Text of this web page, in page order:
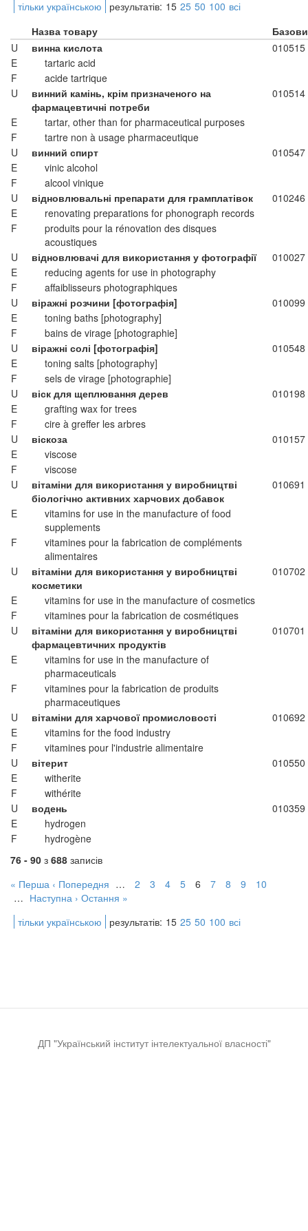
тільки українською
результатів: 15 25 50 100 всі
Назва товару
U
винна кислота
010515
E
tartaric acid
F
acide tartrique
U
винний камінь, крім призначеного на
фармацевтичні потреби
010514
E
tartar, other than for pharmaceutical purposes
F
tartre non à usage pharmaceutique
U
винний спирт
010547
E
vinic alcohol
F
alcool vinique
U
відновлювальні препарати для грамплатівок
010246
E
renovating preparations for phonograph records
F
produits pour la rénovation des disques
acoustiques
U
відновлювачі для використання у фотографії
010027
E
reducing agents for use in photography
F
affaiblisseurs photographiques
U
віражні розчини [фотографія]
010099
E
toning baths [photography]
F
bains de virage [photographie]
U
віражні солі [фотографія]
010548
E
toning salts [photography]
F
sels de virage [photographie]
U
віск для щеплювання дерев
010198
E
grafting wax for trees
F
cire à greffer les arbres
U
віскоза
010157
E
viscose
F
viscose
U
вітаміни для використання у виробництві
біологічно активних харчових добавок
010691
E
vitamins for use in the manufacture of food
supplements
F
vitamines pour la fabrication de compléments
alimentaires
U
вітаміни для використання у виробництві
косметики
010702
E
vitamins for use in the manufacture of cosmetics
F
vitamines pour la fabrication de cosmétiques
U
вітаміни для використання у виробництві
фармацевтичних продуктів
010701
E
vitamins for use in the manufacture of
pharmaceuticals
F
vitamines pour la fabrication de produits
pharmaceutiques
U
вітаміни для харчової промисловості
010692
E
vitamins for the food industry
F
vitamines pour l'industrie alimentaire
U
вітерит
010550
E
witherite
F
withérite
U
водень
010359
E
hydrogen
F
hydrogène
76 - 90 з 688 записів
« Перша ‹ Попередня … 2 3 4 5 6 7 8 9
10
… Наступна › Остання »
тільки українською
результатів: 15 25 50 100 всі
ДП "Український інститут інтелектуальної власності"